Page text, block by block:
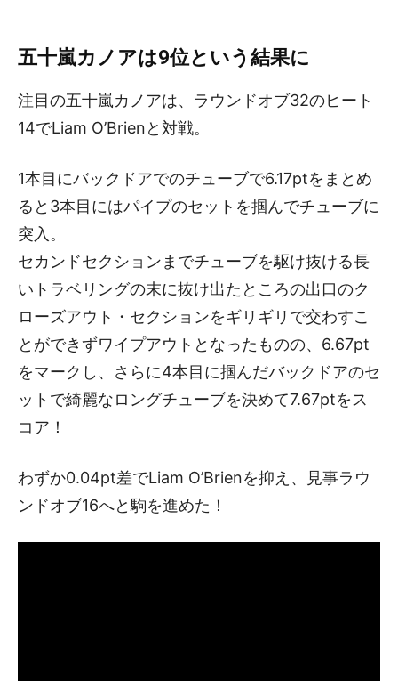
五十嵐カノアは9位という結果に
注目の五十嵐カノアは、ラウンドオブ32のヒート
14でLiam O’Brienと対戦。
1本目にバックドアでのチューブで6.17ptをまとめ
ると3本目にはパイプのセットを掴んでチューブに
突入。
セカンドセクションまでチューブを駆け抜ける長
いトラベリングの末に抜け出たところの出口のク
ローズアウト・セクションをギリギリで交わすこ
とができずワイプアウトとなったものの、6.67pt
をマークし、さらに4本目に掴んだバックドアのセ
ットで綺麗なロングチューブを決めて7.67ptをス
コア！
わずか0.04pt差でLiam O’Brienを抑え、見事ラウ
ンドオブ16へと駒を進めた！